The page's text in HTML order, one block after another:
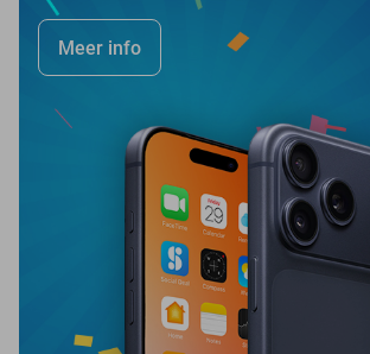
Meer info